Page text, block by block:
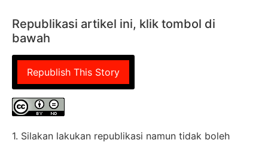
Republikasi artikel ini, klik tombol di
bawah
Republish This Story
1. Silakan lakukan republikasi namun tidak boleh